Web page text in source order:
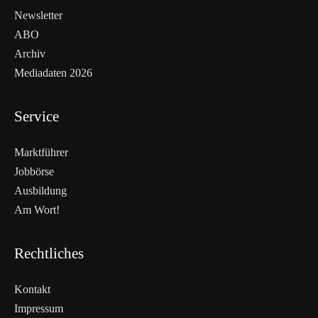
Newsletter
ABO
Archiv
Mediadaten 2026
Service
Marktführer
Jobbörse
Ausbildung
Am Wort!
Rechtliches
Kontakt
Impressum